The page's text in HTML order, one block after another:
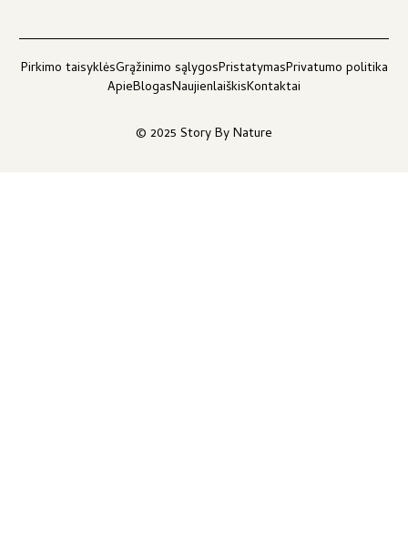
© 2025 Story By Nature
Pirkimo taisyklėsGrąžinimo sąlygosPristatymasPrivatumo politika
ApieBlogasNaujienlaiškisKontaktai